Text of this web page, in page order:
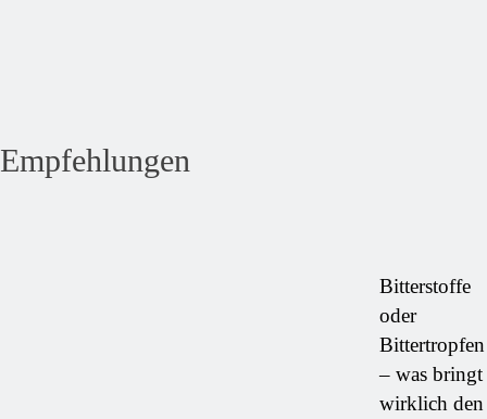
Empfehlungen
Bitterstoffe
oder
Bittertropfen
– was bringt
wirklich den